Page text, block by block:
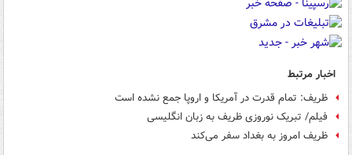
اخبار مرتبط
ظریف: تمام قدرت در آمریکا و اروپا جمع نشده است
فیلم/ تبریک نوروزی ظریف به زبان انگلیسی
ظریف امروز به بغداد سفر می‌کند